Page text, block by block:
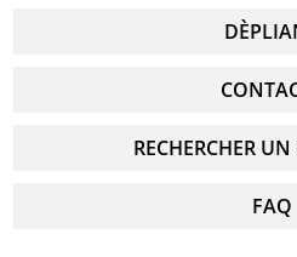
RECHERCHER
FAQ